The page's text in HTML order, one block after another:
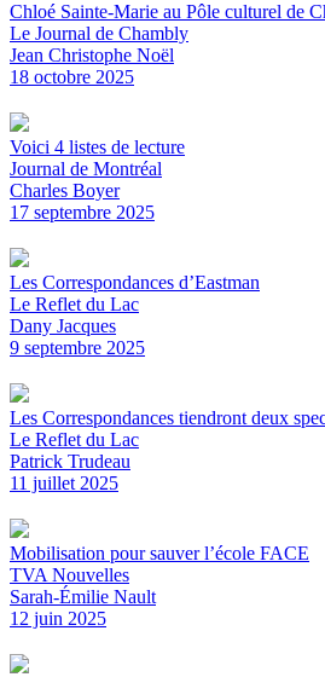
Chloé Sainte-Marie au Pôle culturel de
Le Journal de Chambly
Jean Christophe Noël
18 octobre 2025
Voici 4 listes de lecture
Journal de Montréal
Charles Boyer
17 septembre 2025
Les Correspondances d’Eastman
Le Reflet du Lac
Dany Jacques
9 septembre 2025
Les Correspondances tiendront deux
Le Reflet du Lac
Patrick Trudeau
11 juillet 2025
Mobilisation pour sauver l’école FACE
TVA Nouvelles
Sarah-Émilie Nault
12 juin 2025